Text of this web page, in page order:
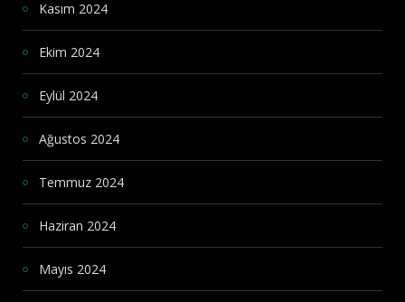
Kasım 2024
Ekim 2024
Eylül 2024
Ağustos 2024
Temmuz 2024
Haziran 2024
Mayıs 2024